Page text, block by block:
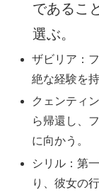
であるこ
選ぶ。
ザビリア：
絶な経験を
クェンティ
ら帰還し、
に向かう。
シリル：第
り、彼女の